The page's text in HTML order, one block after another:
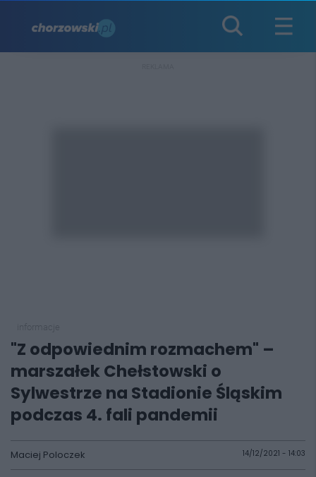
"Z odpowiednim rozmachem" –
marszałek Chełstowski o
Sylwestrze na Stadionie Śląskim
podczas 4. fali pandemii
Maciej Poloczek 14/12/2021 - 14:03